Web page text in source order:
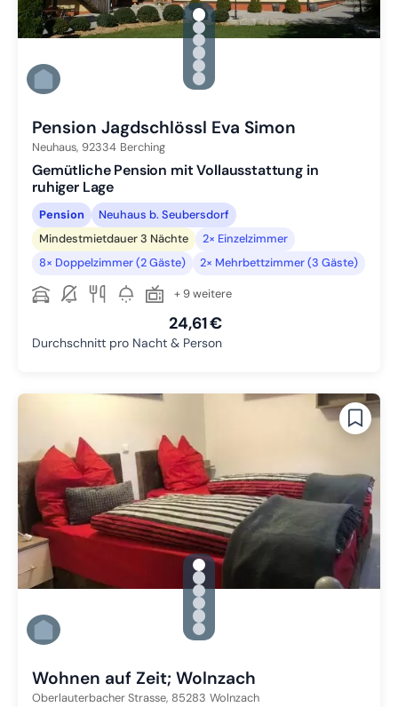
gallery.slide_selector
Zu Slide 1 wechseln
Zu Slide 2 wechseln
Zu Slide 3 wechseln
Zu Slide 4 wechseln
Zu Slide 5 wechseln
Zu Slide 6 wechseln
Pension Jagdschlössl Eva Simon
Neuhaus, 92334 Berching
Gemütliche Pension mit Vollausstattung in
ruhiger Lage
Pension
Neuhaus b. Seubersdorf
Mindestmietdauer 3 Nächte
2× Einzelzimmer
8× Doppelzimmer (2 Gäste)
2× Mehrbettzimmer (3 Gäste)
+ 9 weitere
24,61 €
Durchschnitt pro Nacht & Person
gallery.slide_selector
Zu Slide 1 wechseln
Zu Slide 2 wechseln
Zu Slide 3 wechseln
Zu Slide 4 wechseln
Zu Slide 5 wechseln
Zu Slide 6 wechseln
Wohnen auf Zeit; Wolnzach
Oberlauterbacher Strasse, 85283 Wolnzach